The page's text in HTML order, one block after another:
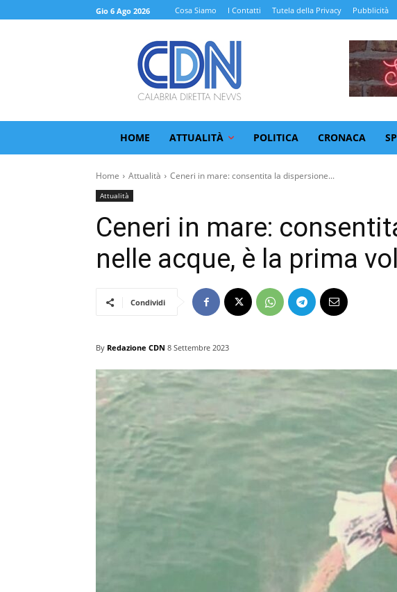
Gio 6 Ago 2026 Cosa Siamo I Contatti Tutela della Privacy Pubblicità
HOME ATTUALITÀ POLITICA CRONACA
Home Attualità Ceneri in mare: consentita la dispersione...
Attualità
Ceneri in mare:
nelle acque, è la prima
Condividi
By Redazione CDN 8 Settembre 2023